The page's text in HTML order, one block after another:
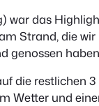
war das
Strand, die wir
genossen
die restlichen
Wetter und